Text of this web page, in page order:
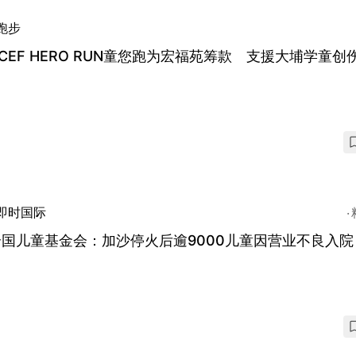
步
HERO RUN童您跑为宏福苑筹款 支援大埔学童创
时国际
儿童基金会：加沙停火后逾9000儿童因营业不良入院